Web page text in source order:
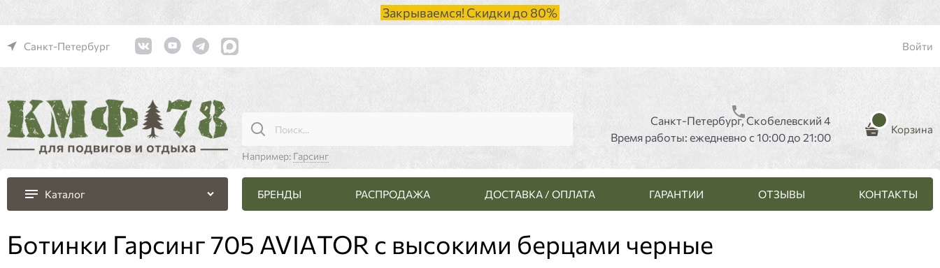
Закрываемся! Скидки до 80%
Санкт-Петербург Войти
Например: Гарсинг
Санкт-Петербург, Скобелевский 4
Время работы: ежедневно с 10:00 до 21:00
Корзина
Каталог БРЕНДЫ РАСПРОДАЖА ДОСТАВКА / ОПЛАТА ГАРАНТИИ ОТЗЫВЫ КОНТАКТЫ
Ботинки Гарсинг 705 AVIАTOR с высокими берцами черные